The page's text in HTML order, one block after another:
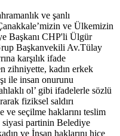
ve şanlı
ve Ülkemizin
Başkanı CHP'li Ülgür
Başkanvekili Av.Tülay
karşılık ifade
zihniyette, kadın erkek
ile insan onurunu
ol’ gibi ifadelerle sözlü
fiziksel saldırı
ve seçilme haklarını teslim
partinin Belediye
ve İnsan haklarını hiçe